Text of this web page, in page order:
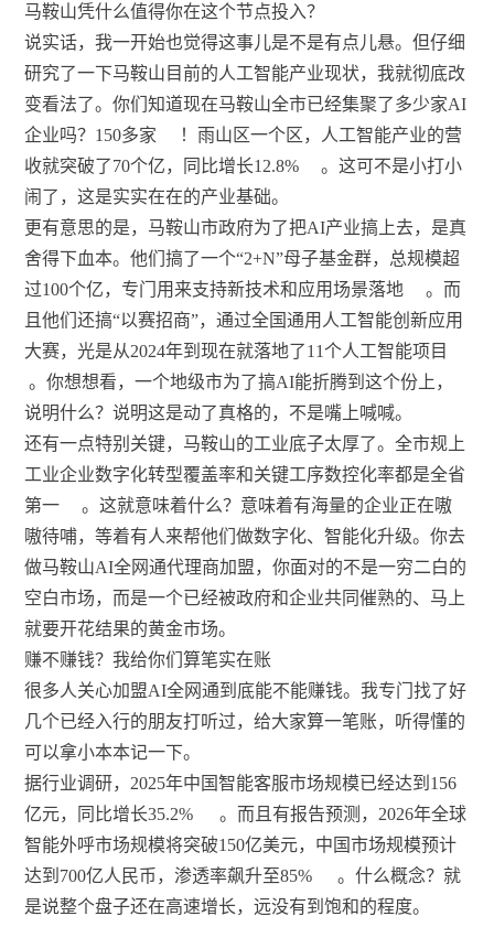
马鞍山凭什么值得你在这个节点投入？
说实话，我一开始也觉得这事儿是不是有点儿悬。但仔细
研究了一下马鞍山目前的人工智能产业现状，我就彻底改
变看法了。你们知道现在马鞍山全市已经集聚了多少家AI
企业吗？150多家
！雨山区一个区，人工智能产业的营
收就突破了70个亿，同比增长12.8%
。这可不是小打小
闹了，这是实实在在的产业基础。
更有意思的是，马鞍山市政府为了把AI产业搞上去，是真
舍得下血本。他们搞了一个“2+N”母子基金群，总规模超
过100个亿，专门用来支持新技术和应用场景落地
。而
且他们还搞“以赛招商”，通过全国通用人工智能创新应用
大赛，光是从2024年到现在就落地了11个人工智能项目
。你想想看，一个地级市为了搞AI能折腾到这个份上，
说明什么？说明这是动了真格的，不是嘴上喊喊。
还有一点特别关键，马鞍山的工业底子太厚了。全市规上
工业企业数字化转型覆盖率和关键工序数控化率都是全省
第一
。这就意味着什么？意味着有海量的企业正在嗷
嗷待哺，等着有人来帮他们做数字化、智能化升级。你去
做马鞍山AI全网通代理商加盟，你面对的不是一穷二白的
空白市场，而是一个已经被政府和企业共同催熟的、马上
就要开花结果的黄金市场。
赚不赚钱？我给你们算笔实在账
很多人关心加盟AI全网通到底能不能赚钱。我专门找了好
几个已经入行的朋友打听过，给大家算一笔账，听得懂的
可以拿小本本记一下。
据行业调研，2025年中国智能客服市场规模已经达到156
亿元，同比增长35.2%
。而且有报告预测，2026年全球
智能外呼市场规模将突破150亿美元，中国市场规模预计
达到700亿人民币，渗透率飙升至85%
。什么概念？就
是说整个盘子还在高速增长，远没有到饱和的程度。